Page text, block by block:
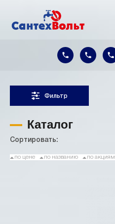
Фильтр
Каталог
Сортировать:
по цене по названию по акциям